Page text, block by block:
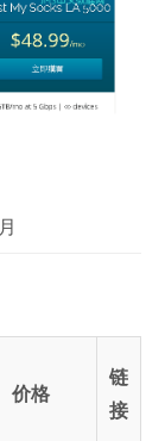
价格
链
接